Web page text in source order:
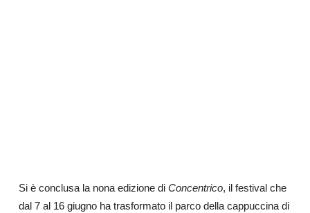
Si è conclusa la nona edizione di Concentrico, il festival che
dal 7 al 16 giugno ha trasformato il parco della cappuccina di